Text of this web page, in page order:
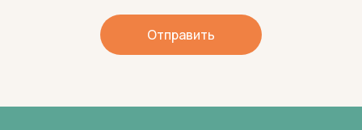
Отправить